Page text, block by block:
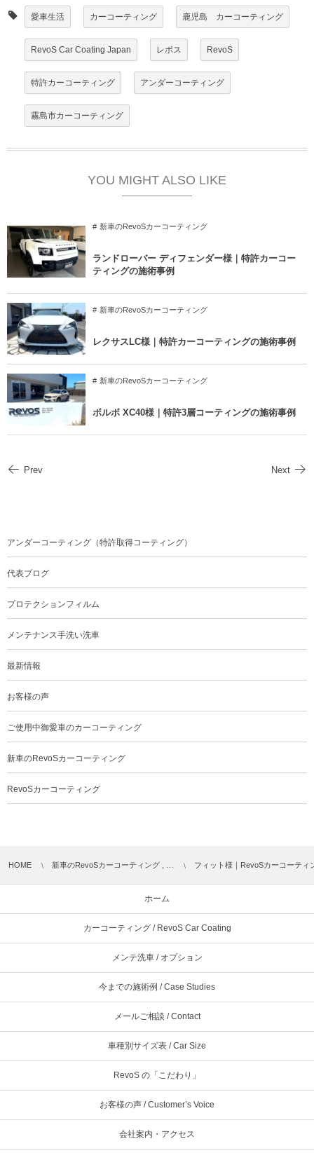
愛車生活 カーコーティング 鹿児島 カーコーティング
RevoS Car Coating Japan レボス RevoS
特許カーコーティング アンダーコーティング
霧島市カーコーティング
YOU MIGHT ALSO LIKE
新車のRevoSカーコーティング
ランドローバー ディフェンダー様｜特許カーコー
ティングの施術事例
新車のRevoSカーコーティング
レクサスLC様｜特許カーコーティングの施術事例
新車のRevoSカーコーティング
ボルボ XC40様｜特許3層コーティングの施術事例
Prev Next
アンダーコーティング（特許取得コーティング）
代表ブログ
プロテクションフィルム
メンテナンス手洗い洗車
最新情報
お客様の声
ご使用中御愛車のカーコーティング
新車のRevoSカーコーティング
RevoSカーコーティング
HOME 新車のRevoSカーコーティング , … フィット様｜RevoSカーコーティ
ホーム
カーコーティング / RevoS Car Coating
メンテ洗車 / オプション
今までの施術例 / Case Studies
メールご相談 / Contact
車種別サイズ表 / Car Size
RevoS の「こだわり」
お客様の声 / Customer’s Voice
会社案内・アクセス